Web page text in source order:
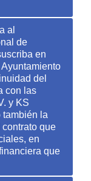
al
de
en
del
con las
y KS
también la
que
en
que